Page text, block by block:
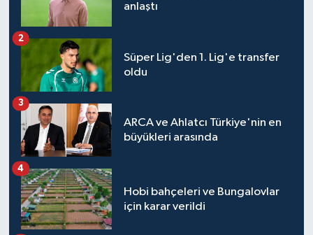
anlaştı
Süper Lig'den 1. Lig'e transfer
oldu
2
ARCA ve Ahlatcı Türkiye'nin en
büyükleri arasında
3
Hobi bahçeleri ve Bungalovlar
için karar verildi
4